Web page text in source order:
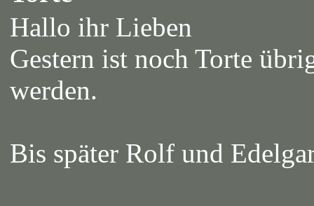
Hallo ihr Lieben
Gestern ist noch Torte
werden.
Bis später Rolf und